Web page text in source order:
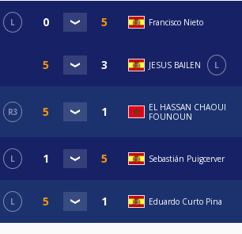
L Francisco Nieto
JESUS BAILEN L
R3
EL HASSAN CHAOUI
FOUNOUN
L Sebastián Puigcerver
L Eduardo Curto Pina